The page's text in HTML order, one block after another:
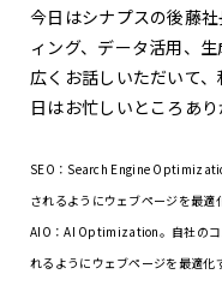
今日はシナプスの後藤
ィング、データ活用、
広くお話しいただいて
日はお忙しいところあり
SEO：Search Engine
されるようにウェブページを最適
AIO：AI Optimization。自社のコ
れるようにウェブページを最適化